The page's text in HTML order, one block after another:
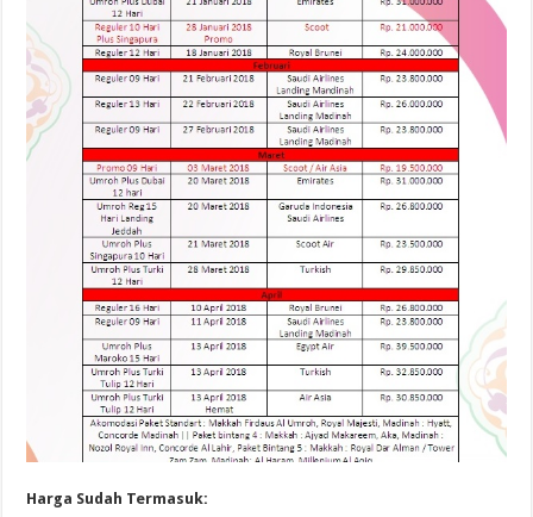
Harga Sudah Termasuk: